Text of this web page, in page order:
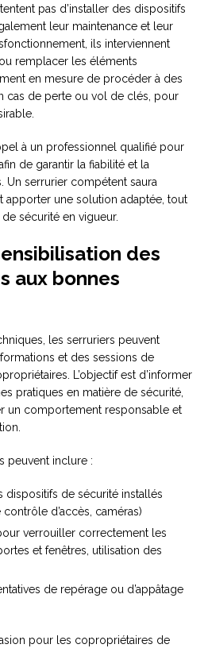
pas d’installer des dispositifs
leur maintenance et leur
ils interviennent
remplacer les éléments
en mesure de procéder à des
cas de perte ou vol de clés, pour
à un professionnel qualifié pour
de garantir la fiabilité et la
Un serrurier compétent saura
apporter une solution adaptée, tout
sécurité en vigueur.
des
aux bonnes
les serruriers peuvent
et des sessions de
L’objectif est d’informer
pratiques en matière de sécurité,
un comportement responsable et
peuvent inclure :
dispositifs de sécurité installés
d’accès, caméras)
verrouiller correctement les
et fenêtres, utilisation des
de repérage ou d’appâtage
pour les copropriétaires de